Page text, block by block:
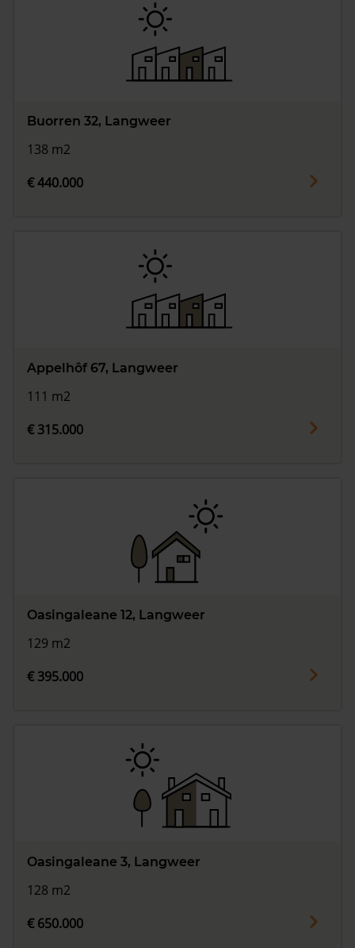
Buorren 32, Langweer
138 m2
€ 440.000
Appelhôf 67, Langweer
111 m2
€ 315.000
Oasingaleane 12, Langweer
129 m2
€ 395.000
Oasingaleane 3, Langweer
128 m2
€ 650.000